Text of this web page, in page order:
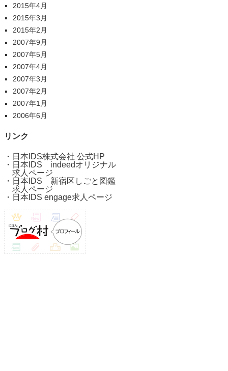
2015年4月
2015年3月
2015年2月
2007年9月
2007年5月
2007年4月
2007年3月
2007年2月
2007年1月
2006年6月
リンク
・ 日本IDS株式会社 公式HP
・ 日本IDS indeedオリジナル
求人ページ
・ 日本IDS 新宿区しごと図鑑
求人ページ
・ 日本IDS engage求人ページ